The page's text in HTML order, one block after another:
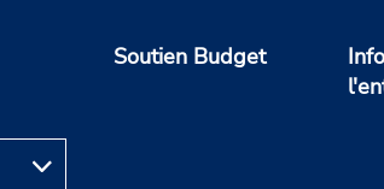
Soutien Budget